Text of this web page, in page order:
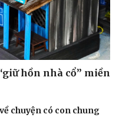
hồn nhà cổ” miền
chuyện có con chung